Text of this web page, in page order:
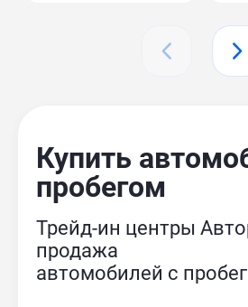
Купить
пробегом
Трейд-ин центры
продажа
автомобилей с